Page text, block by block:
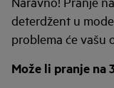
deterdžent u
problema će vašu
Može li pranje